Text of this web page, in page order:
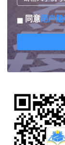
同意用户